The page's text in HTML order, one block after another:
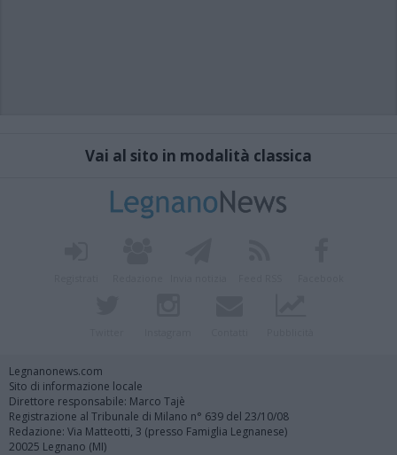
Vai al sito in modalità classica
Legnanonews.com
Sito di informazione locale
Direttore responsabile: Marco Tajè
Registrazione al Tribunale di Milano n° 639 del 23/10/08
Redazione: Via Matteotti, 3 (presso Famiglia Legnanese)
20025 Legnano (MI)